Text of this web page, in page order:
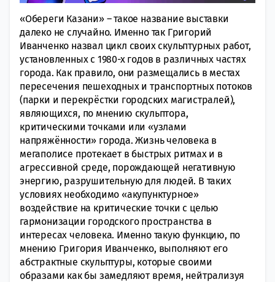
«Обереги Казани» – такое название выставки
далеко не случайно. Именно так Григорий
Иванченко назвал цикл своих скульптурных работ,
установленных с 1980-х годов в различных частях
города. Как правило, они размещались в местах
пересечения пешеходных и транспортных потоков
(парки и перекрёстки городских магистралей),
являющихся, по мнению скульптора,
критическими точками или «узлами
напряжённости» города. Жизнь человека в
мегаполисе протекает в быстрых ритмах и в
агрессивной среде, порождающей негативную
энергию, разрушительную для людей. В таких
условиях необходимо «акупунктурное»
воздействие на критические точки с целью
гармонизации городского пространства в
интересах человека. Именно такую функцию, по
мнению Григория Иванченко, выполняют его
абстрактные скульптуры, которые своими
образами как бы замедляют время, нейтрализуя